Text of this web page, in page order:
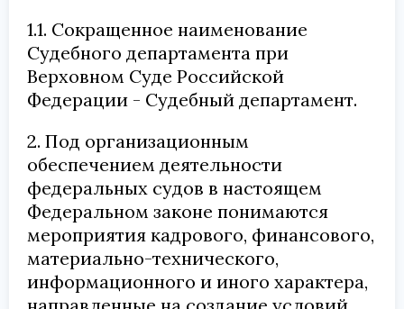
1.1. Сокращенное наименование
Судебного департамента при
Верховном Суде Российской
Федерации - Судебный департамент.
2. Под организационным
обеспечением деятельности
федеральных судов в настоящем
Федеральном законе понимаются
мероприятия кадрового, финансового,
материально-технического,
информационного и иного характера,